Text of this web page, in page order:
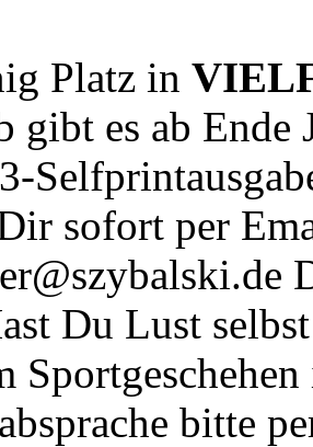
Platz in
gibt es ab Ende
sofort per
Du Lust
bitte